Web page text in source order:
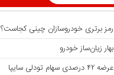
رمز برتری خودروسازان چینی کجاست؟
بهار زیان‌ساز خودرو
عرضه ۴۲ درصدی سهام تودلی سایپا